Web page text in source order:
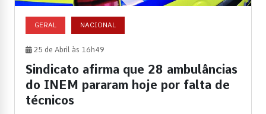
GERAL NACIONAL
25 de Abril às 16h49
Sindicato afirma que 28 ambulâncias
do INEM pararam hoje por falta de
técnicos